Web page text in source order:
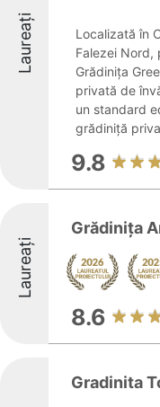
Laureați
Localizată în
Falezei Nord,
Grădinița
privată de
un standard
grădiniță
9.8
Laureați
Grădinița
8.6
Gradinita